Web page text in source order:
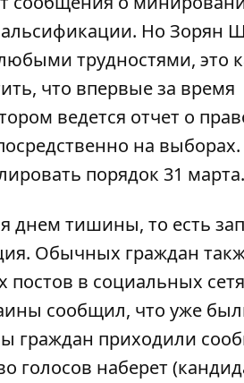
Но Зорян
трудностями, это
что впервые за
ведется отчет о
на выборах.
порядок 31 марта.
днем тишины, то есть
Обычных граждан
в социальных
сообщил, что уже
граждан приходили
голосов наберет